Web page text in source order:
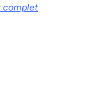
complet